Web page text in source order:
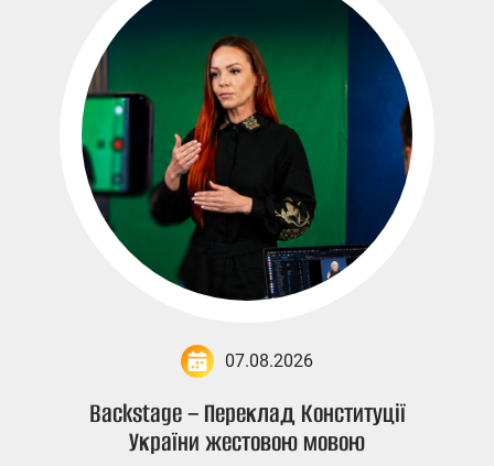
07.08.2026
Backstage – Переклад Конституції
України жестовою мовою